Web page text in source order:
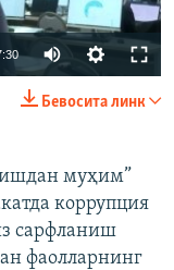
720p
1080p
Бевосита линк
муҳим”
коррупция
сарфланиш
фаолларнинг